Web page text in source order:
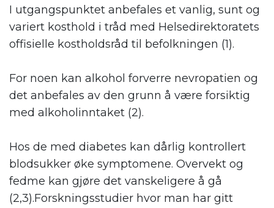
I utgangspunktet anbefales et vanlig, sunt og
variert kosthold i tråd med Helsedirektoratets
offisielle kostholdsråd til befolkningen (1).
For noen kan alkohol forverre nevropatien og
det anbefales av den grunn å være forsiktig
med alkoholinntaket (2).
Hos de med diabetes kan dårlig kontrollert
blodsukker øke symptomene. Overvekt og
fedme kan gjøre det vanskeligere å gå
(2,3).Forskningsstudier hvor man har gitt